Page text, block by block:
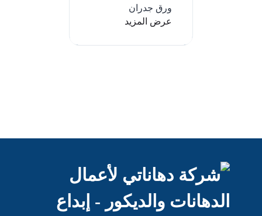
ورق جدران
عرض المزيد